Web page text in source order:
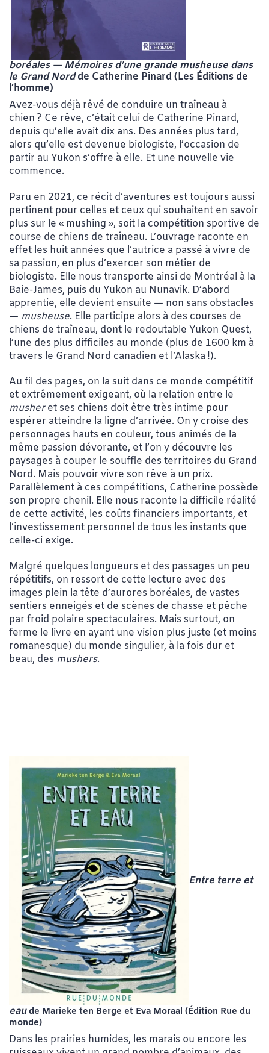
boréales — Mémoires d’une grande musheuse dans
le Grand Nordde Catherine Pinard (Les Éditions de
l’homme)
Avez-vous déjà rêvé de conduire un traîneau à
chien ? Ce rêve, c’était celui de Catherine Pinard,
depuis qu’elle avait dix ans. Des années plus tard,
alors qu’elle est devenue biologiste, l’occasion de
partir au Yukon s’offre à elle. Et une nouvelle vie
commence.
Paru en 2021, ce récit d’aventures est toujours aussi
pertinent pour celles et ceux qui souhaitent en savoir
plus sur le « mushing », soit la compétition sportive de
course de chiens de traîneau. L’ouvrage raconte en
effet les huit années que l’autrice a passé à vivre de
sa passion, en plus d’exercer son métier de
biologiste. Elle nous transporte ainsi de Montréal à la
Baie-James, puis du Yukon au Nunavik. D’abord
apprentie, elle devient ensuite — non sans obstacles
— musheuse. Elle participe alors à des courses de
chiens de traîneau, dont le redoutable Yukon Quest,
l’une des plus difficiles au monde (plus de 1600 km à
travers le Grand Nord canadien et l’Alaska !).
Au fil des pages, on la suit dans ce monde compétitif
et extrêmement exigeant, où la relation entre le
musheret ses chiens doit être très intime pour
espérer atteindre la ligne d’arrivée. On y croise des
personnages hauts en couleur, tous animés de la
même passion dévorante, et l’on y découvre les
paysages à couper le souffle des territoires du Grand
Nord. Mais pouvoir vivre son rêve à un prix.
Parallèlement à ces compétitions, Catherine possède
son propre chenil. Elle nous raconte la difficile réalité
de cette activité, les coûts financiers importants, et
l’investissement personnel de tous les instants que
celle-ci exige.
Malgré quelques longueurs et des passages un peu
répétitifs, on ressort de cette lecture avec des
images plein la tête d’aurores boréales, de vastes
sentiers enneigés et de scènes de chasse et pêche
par froid polaire spectaculaires. Mais surtout, on
ferme le livre en ayant une vision plus juste (et moins
romanesque) du monde singulier, à la fois dur et
beau, des mushers.
Entre terre et
eaude Marieke ten Berge et Eva Moraal (Édition Rue du
monde)
Dans les prairies humides, les marais ou encore les